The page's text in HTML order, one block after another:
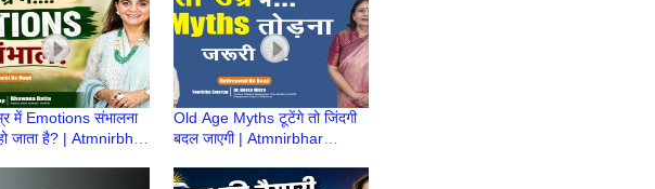
में Emotions संभालना
जाता है? | Atmnirbhar
Old Age Myths टूटेंगे तो जिंदगी
बदल जाएगी | Atmnirbhar
Ke Baad